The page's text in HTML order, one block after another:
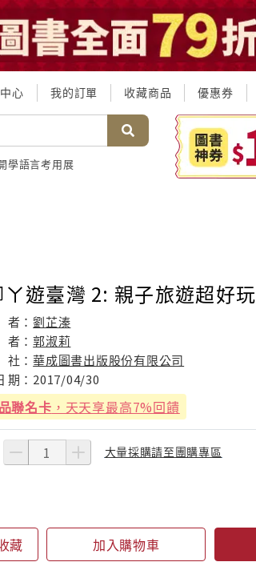
心 我的訂單 收藏商品 優惠券
學語言考用展
ㄚ遊臺灣 2: 親子旅遊超好玩
者：劉芷溱
者：郭淑莉
社：華成圖書出版股份有限公司
期： 2017/04/30
聯名卡 ，天天享最高7%回饋
大量採購請至團購專區
藏 加入購物車